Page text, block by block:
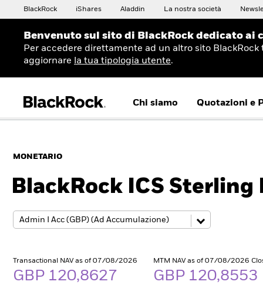
BlackRock iShares Aladdin La nostra società
Benvenuto sul sito di BlackRock dedicato
Per accedere direttamente ad un altro sito
aggiornare
la tua tipologia utente.
Chi siamo Quotazioni e
MONETARIO
BlackRock ICS
Transactional NAV as of 07/08/2026
GBP 120,8627
MTM NAV as of 07/08/2026
GBP 120,8553